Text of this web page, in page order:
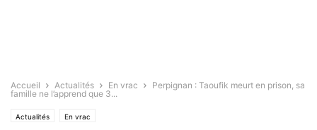
Accueil Actualités En vrac
Perpignan : Taoufik meurt en prison, sa
famille ne l’apprend que 3...
Actualités En vrac